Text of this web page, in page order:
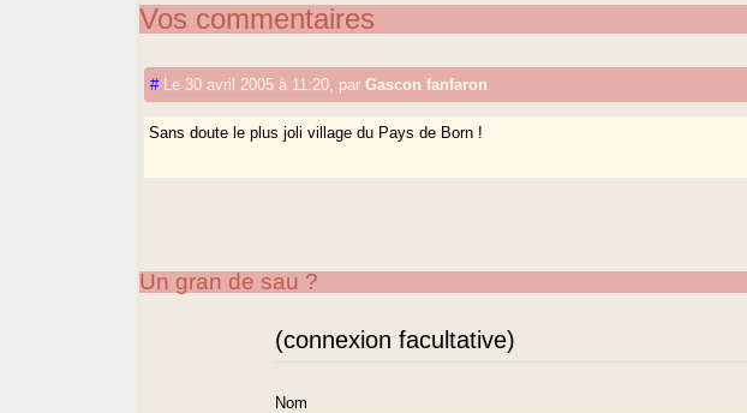
Vos commentaires
# Le 30 avril 2005 à 11:20 parGascon fanfaron
Sans doute le plus joli village du Pays de Born !
Un gran de sau ?
(connexion facultative)
Nom